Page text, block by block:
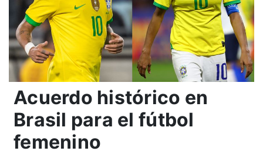
Acuerdo histórico en
Brasil para el fútbol
femenino